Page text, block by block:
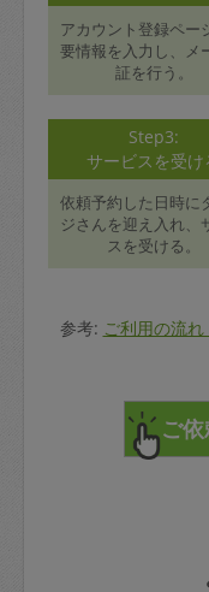
アカウント登録ペー
要情報を入力し、メ
証を行う。
Step3:
サービスを受け
依頼予約した日時に
ジさんを迎え入れ、
スを受ける。
参考: ご利用の流